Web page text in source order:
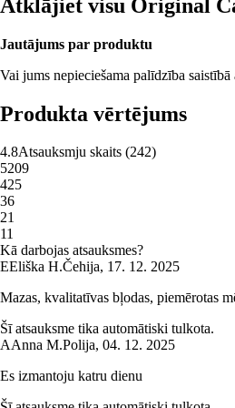
Atklājiet visu Original
Jautājums par produktu
Vai jums nepieciešama palīdzība
Produkta vērtējums
4.8Atsauksmju skaits (242)
5209
425
36
21
11
Kā darbojas atsauksmes?
EEliška H.Čehija, 17. 12. 2025
Mazas, kvalitatīvas bļodas, piemērotas
Šī atsauksme tika automātiski tulkota.
AAnna M.Polija, 04. 12. 2025
Es izmantoju katru dienu